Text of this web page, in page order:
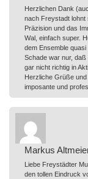
Herzlichen Dank
nach Freystadt lohnt
Präzision und das
Wal, einfach super.
dem Ensemble
Schade war nur,
gar nicht richtig in
Herzliche Grüße
imposante und
Markus
Liebe Freystädter
den tollen Eindruck